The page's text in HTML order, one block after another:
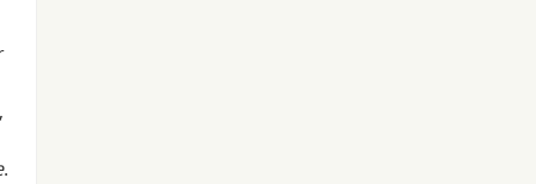
.